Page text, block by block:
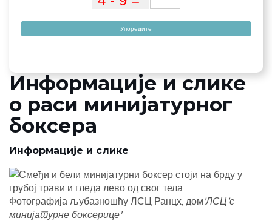
Упоредите
Информације и слике
о раси минијатурног
боксера
Информације и слике
Фотографија љубазношћу ЛСЦ Ранцх, дом 'ЛСЦ'с
минијатурне боксерице'